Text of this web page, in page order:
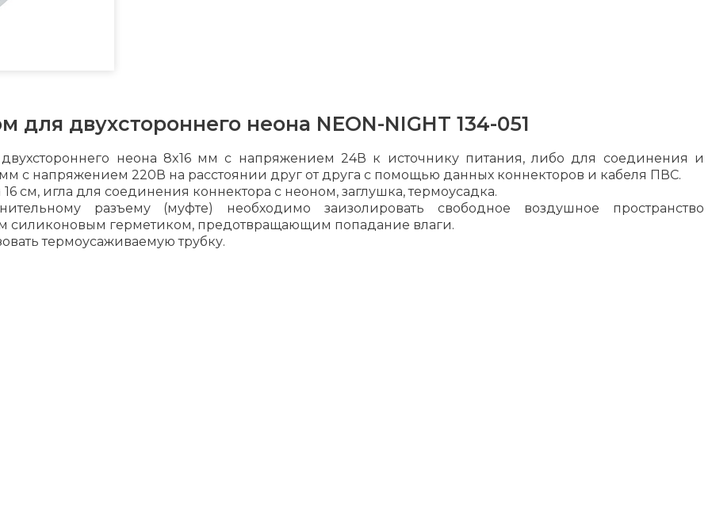
для двухстороннего неона NEON-NIGHT 134-051
неона 8x16 мм с напряжением 24В к источнику питания, либо для соединения и
с напряжением 220В на расстоянии друг от друга с помощью данных коннекторов и кабеля ПВС.
см, игла для соединения коннектора с неоном, заглушка, термоусадка.
разъему (муфте) необходимо заизолировать свободное воздушное пространство
силиконовым герметиком, предотвращающим попадание влаги.
термоусаживаемую трубку.